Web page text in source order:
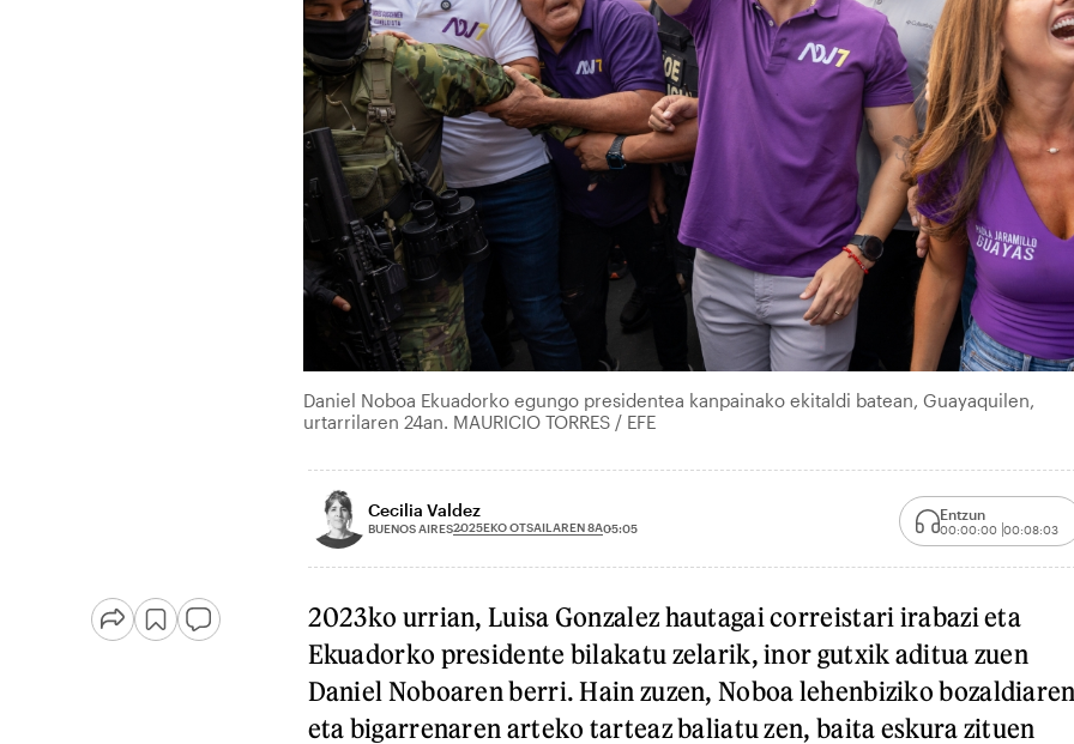
Daniel Noboa Ekuadorko egungo presidentea kanpainako ekitaldi batean, Guayaquilen,
urtarrilaren 24an. MAURICIO TORRES / EFE
Cecilia Valdez
BUENOS AIRES2025EKO OTSAILAREN 8A05:05
Entzun
00:00:00 00:08:03
2023ko urrian, Luisa Gonzalez hautagai correistari irabazi eta
Ekuadorko presidente bilakatu zelarik, inor gutxik aditua zuen
Daniel Noboaren berri. Hain zuzen, Noboa lehenbiziko
eta bigarrenaren arteko tarteaz baliatu zen, baita eskura zituen